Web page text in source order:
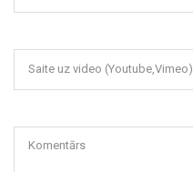
Saite uz video (Youtube,Vimeo)
Komentārs